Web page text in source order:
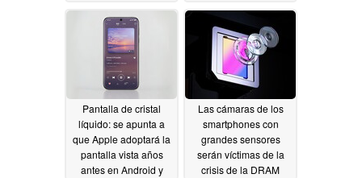
04/28/2026
Pantalla de cristal
líquido: se apunta a
que Apple adoptará la
pantalla vista años
antes en Android y
Las cámaras de los
smartphones con
grandes sensores
serán víctimas de la
crisis de la DRAM